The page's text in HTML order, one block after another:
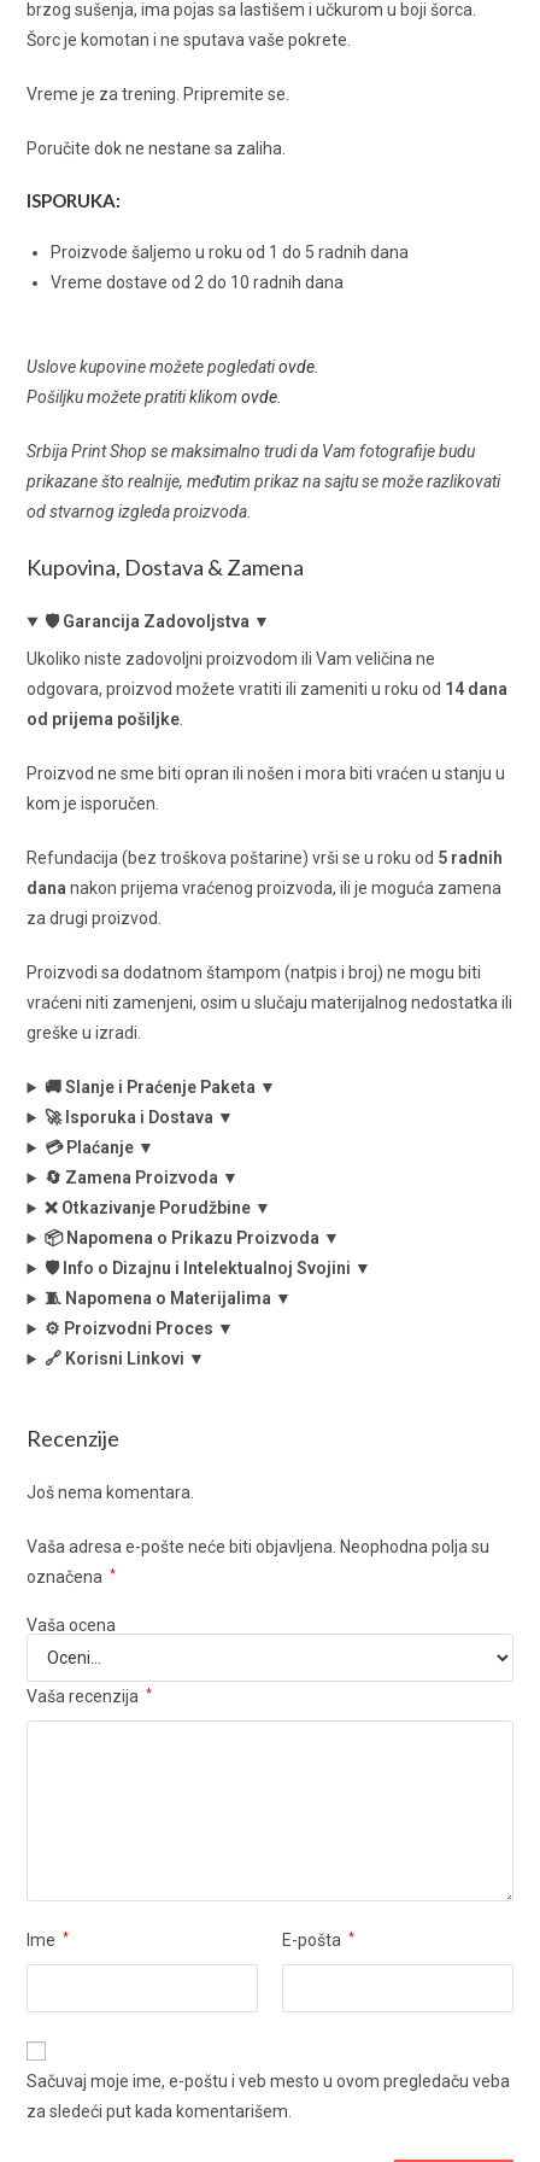
brzog sušenja, ima pojas sa lastišem i učkurom u boji šorca.
Šorc je komotan i ne sputava vaše pokrete.
Vreme je za trening. Pripremite se.
Poručite dok ne nestane sa zaliha.
ISPORUKA:
Proizvode šaljemo u roku od 1 do 5 radnih dana
Vreme dostave od 2 do 10 radnih dana
Uslove kupovine možete pogledatiovde.
Pošiljku možete pratiti klikomovde.
Srbija Print Shop se maksimalno trudi da Vam fotografije budu
prikazane što realnije, međutim prikaz na sajtu se može razlikovati
od stvarnog izgleda proizvoda.
Kupovina, Dostava & Zamena
🛡️ Garancija Zadovoljstva ▼
Ukoliko niste zadovoljni proizvodom ili Vam veličina ne
odgovara, proizvod možete vratiti ili zameniti u roku od 14 dana
od prijema pošiljke.
Proizvod ne sme biti opran ili nošen i mora biti vraćen u stanju u
kom je isporučen.
Refundacija (bez troškova poštarine) vrši se u roku od 5 radnih
dananakon prijema vraćenog proizvoda, ili je moguća zamena
za drugi proizvod.
Proizvodi sa dodatnom štampom (natpis i broj) ne mogu biti
vraćeni niti zamenjeni, osim u slučaju materijalnog nedostatka ili
greške u izradi.
🚚 Slanje i Praćenje Paketa ▼
🚀 Isporuka i Dostava ▼
💳 Plaćanje ▼
🔄 Zamena Proizvoda ▼
❌ Otkazivanje Porudžbine ▼
📦 Napomena o Prikazu Proizvoda ▼
🛡️ Info o Dizajnu i Intelektualnoj Svojini ▼
🧵 Napomena o Materijalima ▼
⚙️ Proizvodni Proces ▼
🔗 Korisni Linkovi ▼
Recenzije
Još nema komentara.
Vaša adresa e-pošte neće biti objavljena. Neophodna polja su
označena *
Vaša ocena
Vaša recenzija *
Ime * E-pošta *
Sačuvaj moje ime, e-poštu i veb mesto u ovom pregledaču veba
za sledeći put kada komentarišem.